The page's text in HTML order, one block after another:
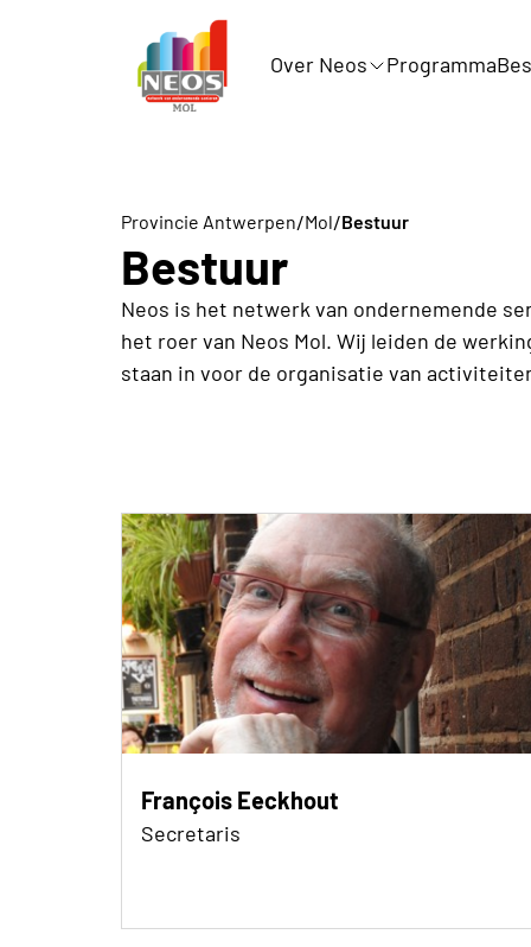
Over Neos Programma
Provincie Antwerpen/Mol/Bestuur
Bestuur
Neos is het netwerk van ondernemende
het roer van Neos Mol. Wij leiden de
staan in voor de organisatie van
François Eeckhout
Secretaris